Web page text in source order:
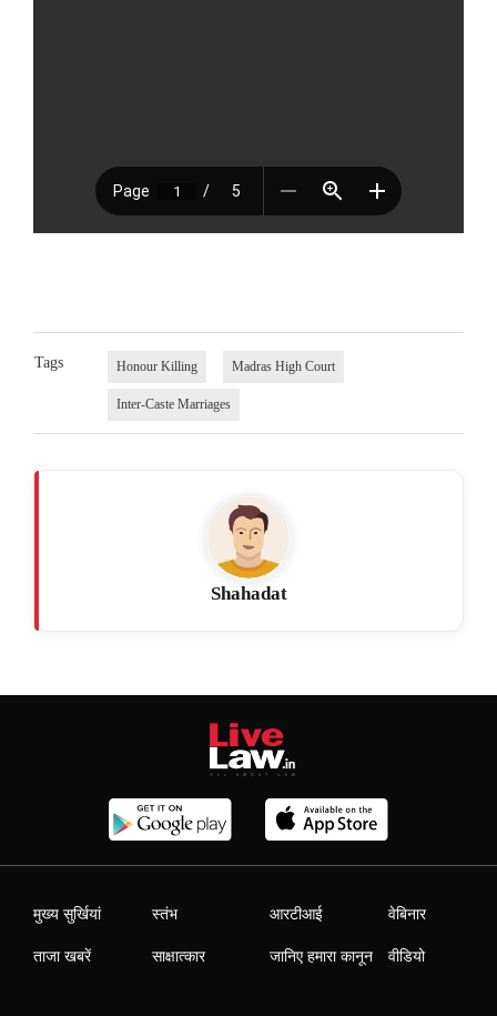
Tags Honour Killing Madras High Court
Inter-Caste Marriages
Shahadat
मुख्य सुर्खियां
ताजा खबरें
स्तंभ
साक्षात्कार
आरटीआई
जानिए हमारा कानून
वेबिनार
वीडियो